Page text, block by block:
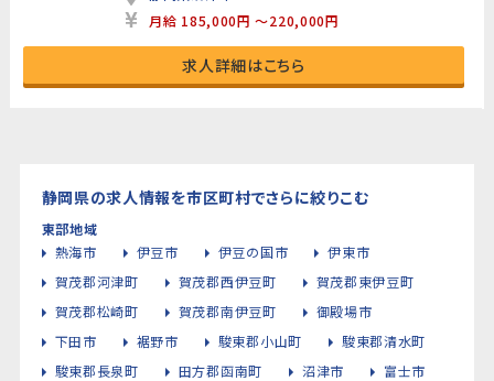
月給 185,000円 ～220,000円
求人詳細はこちら
静岡県の求人情報を市区町村でさらに絞りこむ
東部地域
熱海市
伊豆市 伊豆の国市
伊東市
賀茂郡河津町
賀茂郡西伊豆町
賀茂郡東伊豆町
賀茂郡松崎町
賀茂郡南伊豆町
御殿場市
下田市
裾野市 駿東郡小山町
駿東郡清水町
駿東郡長泉町
田方郡函南町 沼津市
富士市